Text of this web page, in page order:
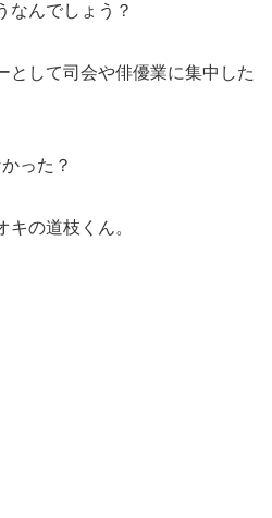
なんでしょう？
として司会や俳優業に集中した
った？
の道枝くん。